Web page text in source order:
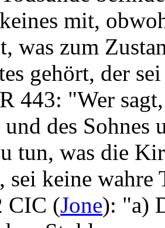
mit,
was zum
gehört, der
443: "Wer
und des
tun, was die
sei keine wahre
CIC (Jone): "a)